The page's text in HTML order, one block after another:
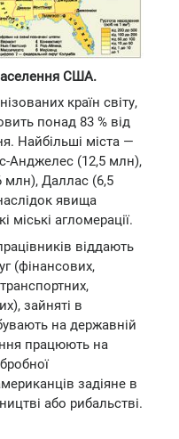
США.
країн світу,
понад 83 % від
Найбільші міста —
Анджелес (12,5 млн),
млн), Даллас (6,5
явища
міські агломерації.
віддають
(фінансових,
зайняті в
на державній
працюють на
задіяне в
або рибальстві.